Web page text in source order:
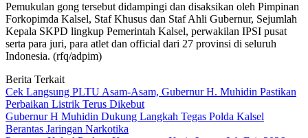
Pemukulan gong tersebut didampingi dan disaksikan oleh Pimpinan
Forkopimda Kalsel, Staf Khusus dan Staf Ahli Gubernur, Sejumlah
Kepala SKPD lingkup Pemerintah Kalsel, perwakilan IPSI pusat
serta para juri, para atlet dan official dari 27 provinsi di seluruh
Indonesia. (rfq/adpim)
Berita Terkait
Cek Langsung PLTU Asam-Asam, Gubernur H. Muhidin Pastikan
Perbaikan Listrik Terus Dikebut
Gubernur H Muhidin Dukung Langkah Tegas Polda Kalsel
Berantas Jaringan Narkotika